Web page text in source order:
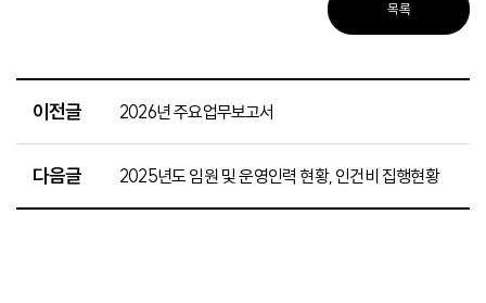
목록
이전글 2026년 주요업무보고서
다음글 2025년도 임원 및 운영인력 현황, 인건비 집행현황